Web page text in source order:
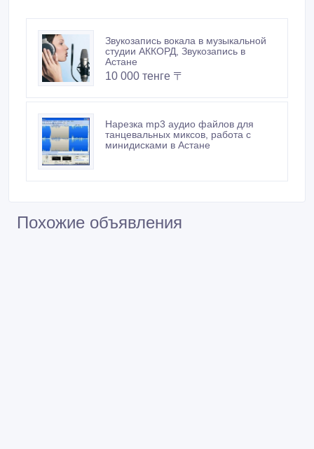
Звукозапись вокала в музыкальной
студии АККОРД, Звукозапись в
Астане
10 000 тенге 〒
Нарезка mp3 аудио файлов для
танцевальных миксов, работа с
минидисками в Астане
Похожие объявления